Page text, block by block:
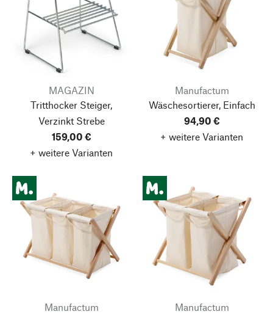
MAGAZIN
Tritthocker Steiger,
VerzinktStrebe
159,00 €
+ weitere Varianten
Manufactum
Wäschesortierer, Einfach
94,90 €
+ weitere Varianten
Manufactum
Manufactum